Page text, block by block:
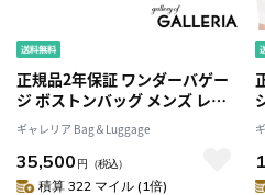
正規品2年保証 ワンダーバゲー
ジ ボストンバッグ メンズ レデ
ィース 大容量 ブランド
WONDER BAGGAGE 大きい 旅
行 A4 B4 18L 1泊 2泊 ナイロン
日本製 GOODMANS BOSTON
ギャレリア Bag＆Luggage
35,500 円 （税込）
積算 322 マイル (1倍)